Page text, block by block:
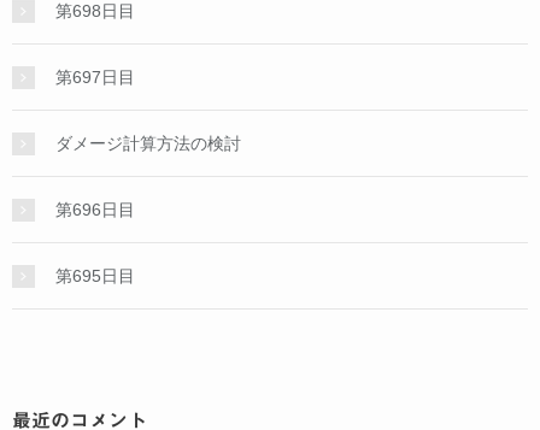
第698日目
第697日目
ダメージ計算方法の検討
第696日目
第695日目
最近のコメント